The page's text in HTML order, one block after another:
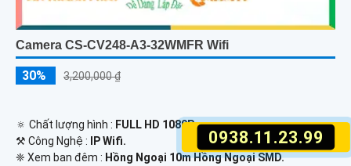
0938.11.23.99
Camera CS-CV248-A3-32WMFR Wifi
30% 3,200,000 ₫
🔅 Chất lượng hình : FULL HD 1080P .
⚒ Công Nghệ :
IP Wifi.
❈ Xem ban đêm : Hồng Ngoại 10m Hồng Ngoại SMD.